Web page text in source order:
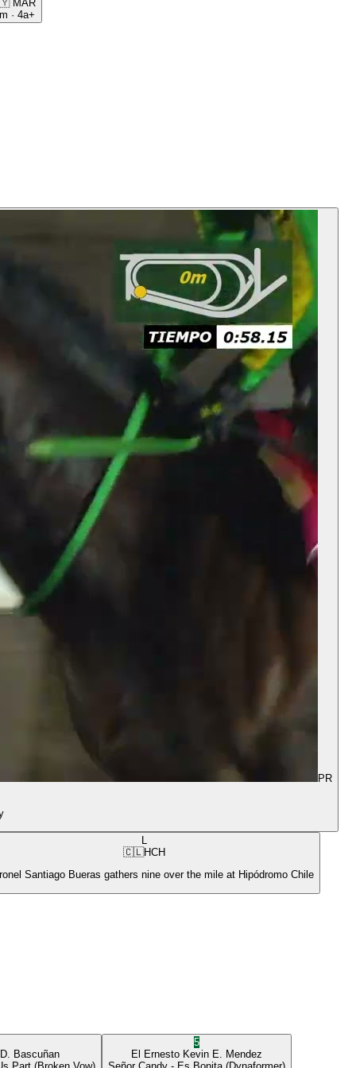
MAR
· 4a+
PR
L
🇨🇱HCH
Santiago Bueras gathers nine over the mile at Hipódromo Chile
Bascuñan
5
El Ernesto Kevin E. Mendez